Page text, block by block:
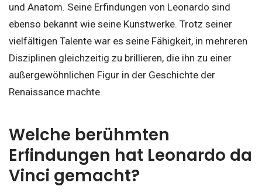
und Anatom. Seine Erfindungen von Leonardo sind
ebenso bekannt wie seine Kunstwerke. Trotz seiner
vielfältigen Talente war es seine Fähigkeit, in mehreren
Disziplinen gleichzeitig zu brillieren, die ihn zu einer
außergewöhnlichen Figur in der Geschichte der
Renaissance machte.
Welche berühmten
Erfindungen hat Leonardo da
Vinci gemacht?